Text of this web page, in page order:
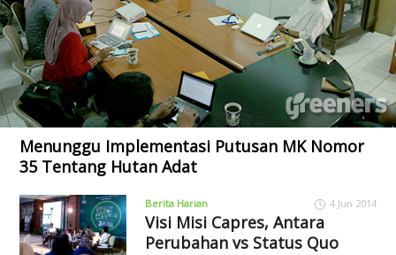
Menunggu Implementasi Putusan MK Nomor
35 Tentang Hutan Adat
Berita Harian 4 Jun 2014
Visi Misi Capres, Antara
Perubahan vs Status Quo